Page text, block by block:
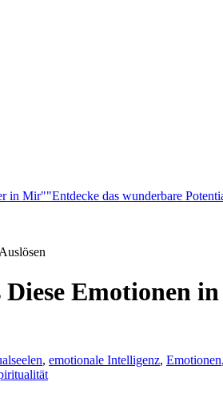
in Mir""Entdecke das wunderbare
Diese Emotionen
, emotionale Intelligenz, Emotionen,